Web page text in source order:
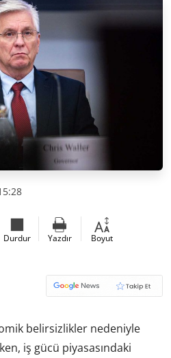
Durdur Yazdır Boyut
belirsizlikler nedeniyle
iş gücü piyasasındaki